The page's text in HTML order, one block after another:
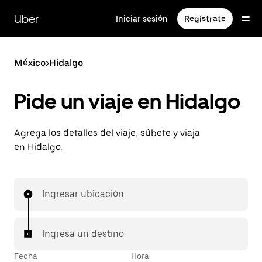
contenido
principal
Uber Iniciar sesión Regístrate
México>Hidalgo
Pide un viaje en Hidalgo
Agrega los detalles del viaje, súbete y viaja
en Hidalgo.
Ingresar ubicación
Ingresa un destino
Fecha Hora